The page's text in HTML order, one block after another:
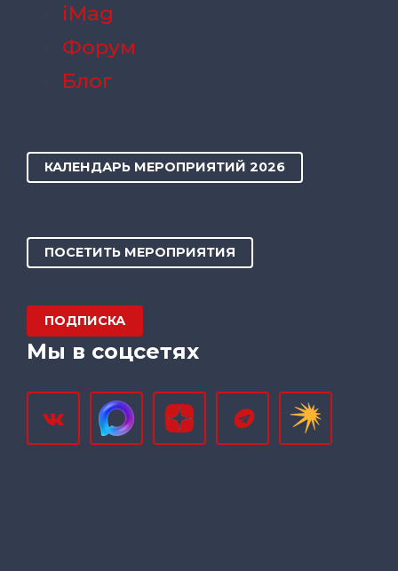
iMag
Форум
Блог
КАЛЕНДАРЬ МЕРОПРИЯТИЙ 2026
ПОСЕТИТЬ МЕРОПРИЯТИЯ
ПОДПИСКА
Мы в соцсетях